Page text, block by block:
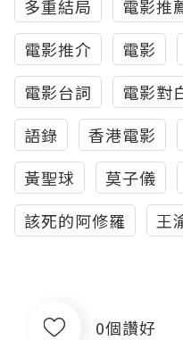
多重結局
電影推
電影推介
電影
電影台詞
電影對
語錄
香港電影
黃聖球
莫子儀
該死的阿修羅
王
0個讚好